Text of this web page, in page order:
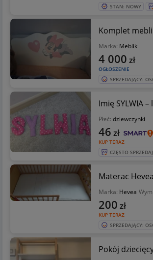
STAN: NOWY
Komplet
Marka: Meblik
OGŁOSZENIE
4 000 zł
SPRZEDAJĄCY:
Imię SYLWIA
Płeć: dziewczynki
KUP TERAZ
46 zł
CZĘSTO
Materac
Marka: Hevea
KUP TERAZ
200 zł
SPRZEDAJĄCY:
Pokój